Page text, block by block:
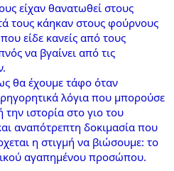
είχαν θανατωθεί στους
τους κάηκαν στους φούρνους
είδε κανείς από τους
να βγαίνει από τις
θα έχουμε τάφο όταν
λόγια που μπορούσε
ιστορία στο γιο του
αναπότρεπτη δοκιμασία που
η στιγμή να βιώσουμε: το
αγαπημένου προσώπου.